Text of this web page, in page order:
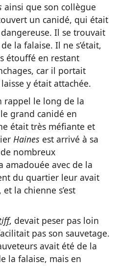
ainsi que son collègue
un canidé, qui était
Il se trouvait
la falaise. Il ne s’était,
étouffé en restant
car il portait
y était attachée.
rappel le long de la
grand canidé en
était très méfiante et
Haines est arrivé à sa
nombreux
amadouée avec de la
du quartier leur avait
la chienne s’est
, devait peser pas loin
pas son sauvetage.
avait été de la
la falaise, mais en